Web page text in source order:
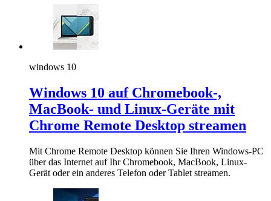
windows 10
Windows 10 auf Chromebook-,
MacBook- und Linux-Geräte mit
Chrome Remote Desktop streamen
Mit Chrome Remote Desktop können Sie Ihren Windows-PC
über das Internet auf Ihr Chromebook, MacBook, Linux-
Gerät oder ein anderes Telefon oder Tablet streamen.